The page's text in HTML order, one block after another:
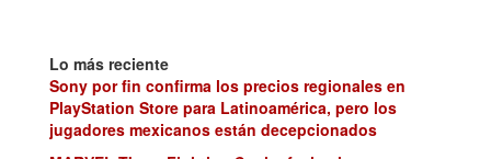
Lo más reciente
Sony por fin confirma los precios regionales en
PlayStation Store para Latinoamérica, pero los
jugadores mexicanos están decepcionados